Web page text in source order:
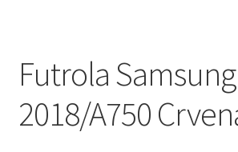
Futrola
2018/A750